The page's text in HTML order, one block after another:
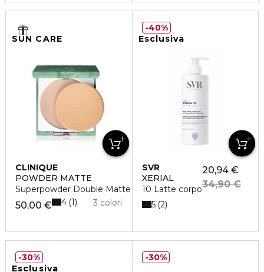
SUN CARE
CLINIQUE
POWDER MATTE
Superpowder Double Matte
50,00 € 3 colori
4 1
Esclusiva
SVR
XERIAL
10 Latte corpo
20,94 €
34,90 €
5 2
40%
Esclusiva
30% 30%